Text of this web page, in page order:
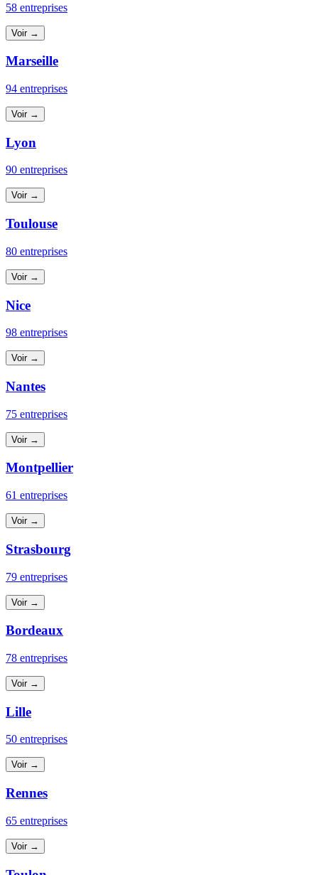
58 entreprises
Voir →
Marseille
94 entreprises
Voir →
Lyon
90 entreprises
Voir →
Toulouse
80 entreprises
Voir →
Nice
98 entreprises
Voir →
Nantes
75 entreprises
Voir →
Montpellier
61 entreprises
Voir →
Strasbourg
79 entreprises
Voir →
Bordeaux
78 entreprises
Voir →
Lille
50 entreprises
Voir →
Rennes
65 entreprises
Voir →